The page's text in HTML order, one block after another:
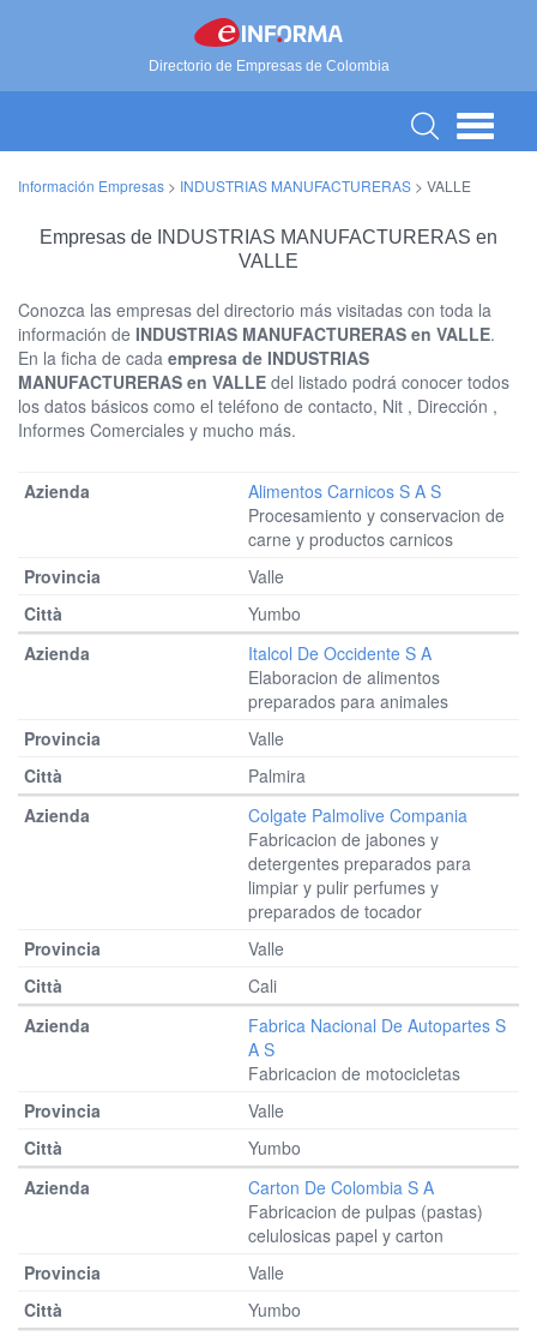
Directorio de Empresas de Colombia
Información Empresas > INDUSTRIAS MANUFACTURERAS > VALLE
Empresas de INDUSTRIAS MANUFACTURERAS en
VALLE
Conozca las empresas del directorio más visitadas con toda la
información de INDUSTRIAS MANUFACTURERAS en VALLE.
En la ficha de cada empresa de INDUSTRIAS
MANUFACTURERAS en VALLE del listado podrá conocer todos
los datos básicos como el teléfono de contacto, Nit , Dirección ,
Informes Comerciales y mucho más.
Alimentos Carnicos S A S
Procesamiento y conservacion de
carne y productos carnicos
Valle
Yumbo
Italcol De Occidente S A
Elaboracion de alimentos
preparados para animales
Valle
Palmira
Colgate Palmolive Compania
Fabricacion de jabones y
detergentes preparados para
limpiar y pulir perfumes y
preparados de tocador
Valle
Cali
Fabrica Nacional De Autopartes S
A S
Fabricacion de motocicletas
Valle
Yumbo
Carton De Colombia S A
Fabricacion de pulpas (pastas)
celulosicas papel y carton
Valle
Yumbo